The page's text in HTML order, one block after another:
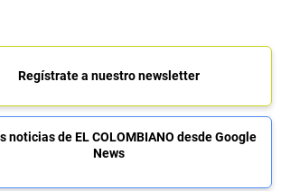
Regístrate a nuestro newsletter
noticias de EL COLOMBIANO desde Google
News